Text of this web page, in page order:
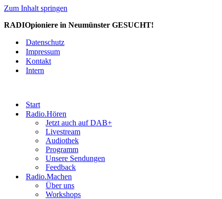
Zum Inhalt springen
RADIOpioniere in Neumünster GESUCHT!
Datenschutz
Impressum
Kontakt
Intern
Start
Radio.Hören
Jetzt auch auf DAB+
Livestream
Audiothek
Programm
Unsere Sendungen
Feedback
Radio.Machen
Über uns
Workshops